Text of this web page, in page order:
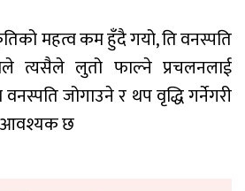
महत्व कम हुँदै गयो, ति वनस्पति
त्यसैले लुतो फाल्ने प्रचलनलाई
जोगाउने र थप वृद्धि गर्नेगरी
आवश्यक छ